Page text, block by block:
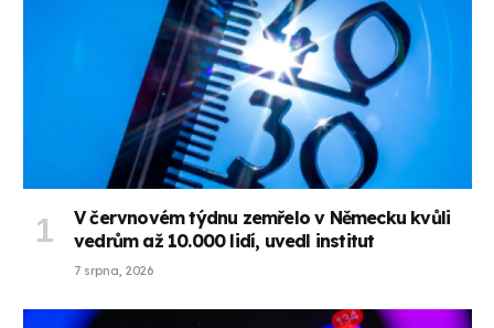
V červnovém týdnu zemřelo v Německu kvůli
vedrům až 10.000 lidí, uvedl institut
7 srpna, 2026